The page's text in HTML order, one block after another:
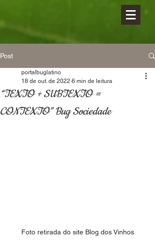
Post
“TEXTO + SUBTEXTO =
CONTEXTO” Bug Sociedade
portalbuglatino
18 de out. de 2022 6 min de leitura
Foto retirada do site Blog dos Vinhos